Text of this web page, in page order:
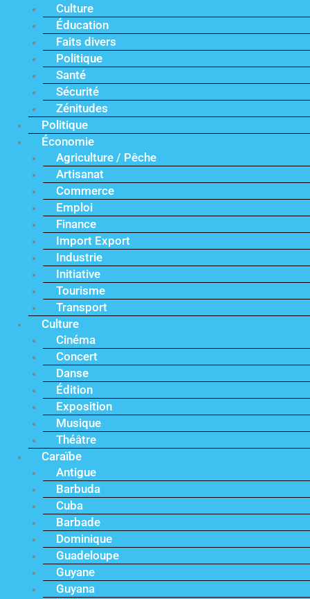
Culture
Éducation
Faits divers
Politique
Santé
Sécurité
Zénitudes
Politique
Économie
Agriculture / Pêche
Artisanat
Commerce
Emploi
Finance
Import Export
Industrie
Initiative
Tourisme
Transport
Culture
Cinéma
Concert
Danse
Édition
Exposition
Musique
Théâtre
Caraïbe
Antigue
Barbuda
Cuba
Barbade
Dominique
Guadeloupe
Guyane
Guyana